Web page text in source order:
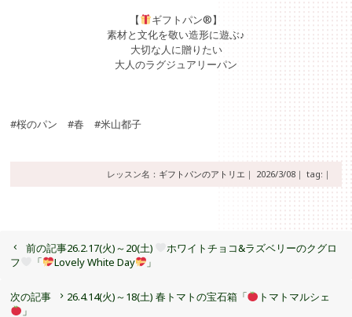
【
ギフトパン®】
素材と文化を敬い造形に遊ぶ♪
大切な人に贈りたい
大人のラグジュアリーパン
#桜のパン #春 #米山都子
レッスン名： ギフトパンのアトリエ ｜ 2026/3/08｜ tag:｜
前の記事26.2.17(火)～20(土)
ホワイトチョコ&ラズベリーのクグロ
フ
「 Lovely White Day 」
次の記事 26.4.14(火)～18(土) 春トマトの宝石箱「
トマトマルシェ
」